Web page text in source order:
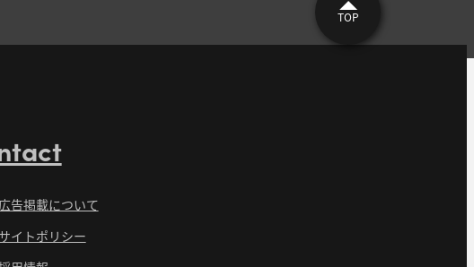
TOP
広告掲載について
サイトポリシー